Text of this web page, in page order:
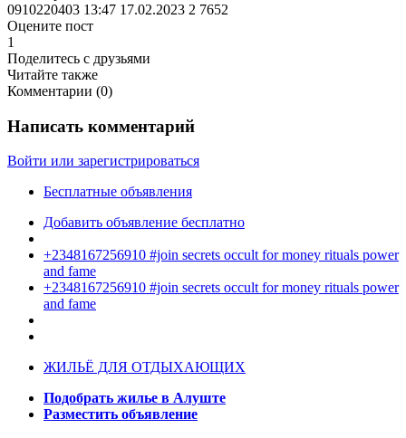
0910220403 13:47 17.02.2023 2 7652
Оцените пост
1
Поделитесь с друзьями
Читайте также
Комментарии (0)
Написать комментарий
Войти или зарегистрироваться
Бесплатные объявления
Добавить объявление бесплатно
+2348167256910 #join secrets occult for money rituals power
and fame
+2348167256910 #join secrets occult for money rituals power
and fame
ЖИЛЬЁ ДЛЯ ОТДЫХАЮЩИХ
Подобрать жилье в Алуште
Разместить объявление